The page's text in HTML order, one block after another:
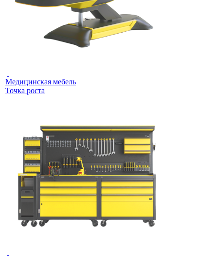
Медицинская мебель
Точка роста